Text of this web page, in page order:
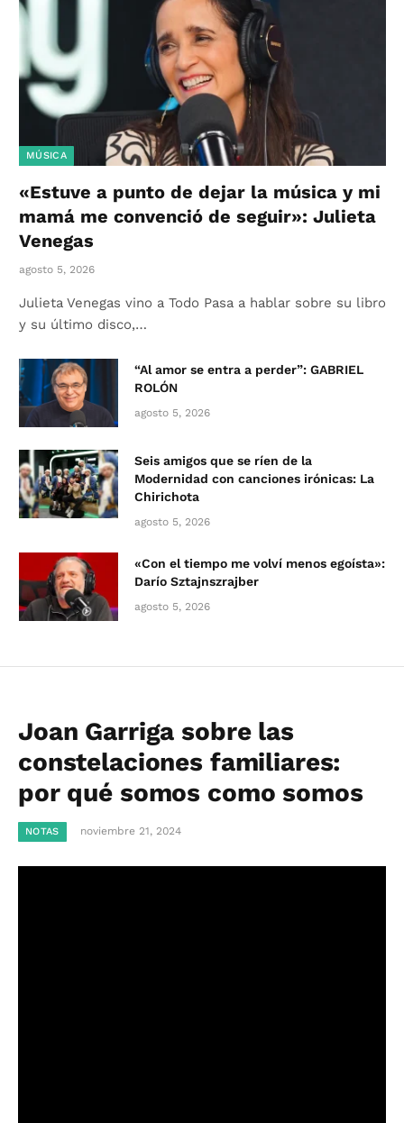
MÚSICA
«Estuve a punto de dejar la música y mi
mamá me convenció de seguir»: Julieta
Venegas
agosto 5, 2026
Julieta Venegas vino a Todo Pasa a hablar sobre su libro
y su último disco,…
“Al amor se entra a perder”: GABRIEL
ROLÓN
agosto 5, 2026
Seis amigos que se ríen de la
Modernidad con canciones irónicas: La
Chirichota
agosto 5, 2026
«Con el tiempo me volví menos egoísta»:
Darío Sztajnszrajber
agosto 5, 2026
Joan Garriga sobre las
constelaciones familiares:
por qué somos como somos
NOTAS noviembre 21, 2024